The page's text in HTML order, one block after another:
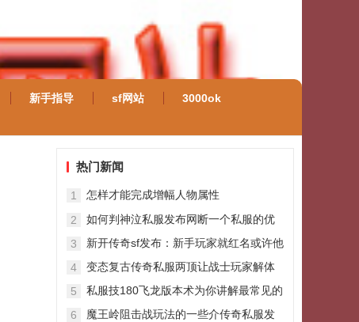
新手指导 sf网站
3000ok
热门新闻
1
怎样才能完成增幅人物属性
2
如何判神泣私服发布网断一个私服的优
3
新开传奇sf发布：新手玩家就红名或许他
4
变态复古传奇私服两顶让战士玩家解体
5
私服技180飞龙版本术为你讲解最常见的
6
魔王岭阻击战玩法的一些介传奇私服发